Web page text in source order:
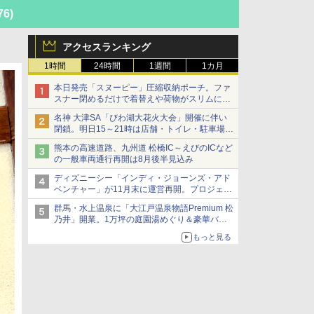
アクセスランキング
1時間 24時間 1週間 1カ月
本日発売「スヌーピー」圧縮収納ポーチ。ファ
スナー閉めるだけで着替えや荷物がスリムにま
とまる
名神 大津SA「びわ湖大花火大会」開催に伴い
閉鎖。明日15～21時は店舗・トイレ・駐車場の
利用不可
熊本の高速道路、九州道 松橋IC～えびのICなど
の一般車両通行再開は8月後半見込み
ディズニーシー「インディ・ジョーンズ・アド
ベンチャー」が11月末に運営再開。プロジェク
ションマッピングを追加、DPAは1500円
群馬・水上温泉に「大江戸温泉物語Premium 松
乃井」開業。1万坪の庭園湯めぐり＆豪華バイ
もっと見る